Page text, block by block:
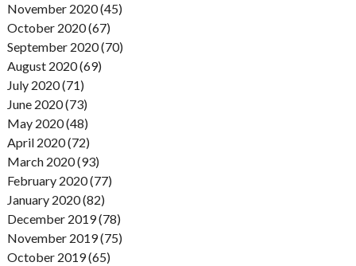
November 2020 (45)
October 2020 (67)
September 2020 (70)
August 2020 (69)
July 2020 (71)
June 2020 (73)
May 2020 (48)
April 2020 (72)
March 2020 (93)
February 2020 (77)
January 2020 (82)
December 2019 (78)
November 2019 (75)
October 2019 (65)